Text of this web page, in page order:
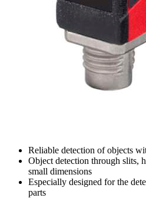
Reliable detection of objects
Object detection through slits,
small dimensions
Especially designed for the
parts